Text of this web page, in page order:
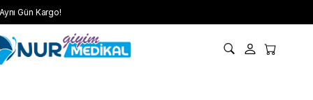
Gün Kargo!